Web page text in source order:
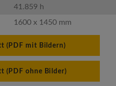
41.859 h
1600 x 1450 mm
(PDF mit Bildern)
(PDF ohne Bilder)